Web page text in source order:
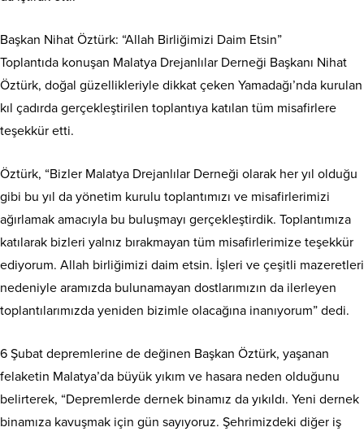
Başkan Nihat Öztürk: “Allah Birliğimizi Daim Etsin”
Toplantıda konuşan Malatya Drejanlılar Derneği Başkanı Nihat
Öztürk, doğal güzellikleriyle dikkat çeken Yamadağı’nda kurulan
kıl çadırda gerçekleştirilen toplantıya katılan tüm misafirlere
teşekkür etti.
Öztürk, “Bizler Malatya Drejanlılar Derneği olarak her yıl olduğu
gibi bu yıl da yönetim kurulu toplantımızı ve misafirlerimizi
ağırlamak amacıyla bu buluşmayı gerçekleştirdik. Toplantımıza
katılarak bizleri yalnız bırakmayan tüm misafirlerimize teşekkür
ediyorum. Allah birliğimizi daim etsin. İşleri ve çeşitli mazeretleri
nedeniyle aramızda bulunamayan dostlarımızın da ilerleyen
toplantılarımızda yeniden bizimle olacağına inanıyorum” dedi.
6 Şubat depremlerine de değinen Başkan Öztürk, yaşanan
felaketin Malatya’da büyük yıkım ve hasara neden olduğunu
belirterek, “Depremlerde dernek binamız da yıkıldı. Yeni dernek
binamıza kavuşmak için gün sayıyoruz. Şehrimizdeki diğer iş